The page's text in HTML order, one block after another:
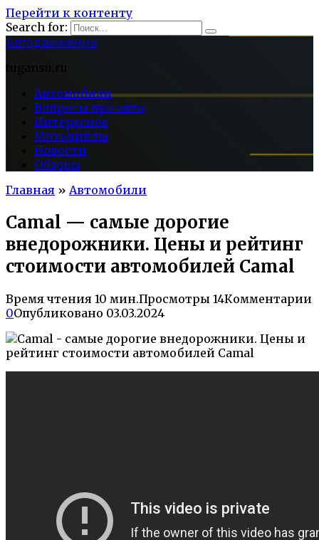
Перейти к контенту
Search for:
Автодвижение
tugansu.ru
Автомобили
Вопросы про авто
Интересное
Мотоциклы
Новости
Обзоры
Главная » Автомобили
Camal — самые дорогие
внедорожники. Цены и рейтинг
стоимости автомобилей Camal
Время чтения 10 мин.Просмотры 14Комментарии
0Опубликовано 03.03.2024